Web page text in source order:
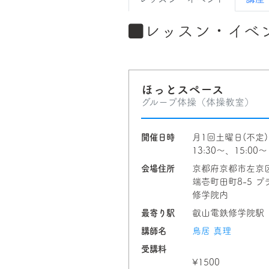
レッスン・イベ
ほっとスペース
グループ体操（体操教室）
開催日時
月1回土曜日(不定)
13:30〜、15:00〜
会場住所
京都府京都市左京
端壱町田町8-5 プ
修学院内
最寄り駅
叡山電鉄修学院駅
講師名
鳥居 真理
受講料
¥1500